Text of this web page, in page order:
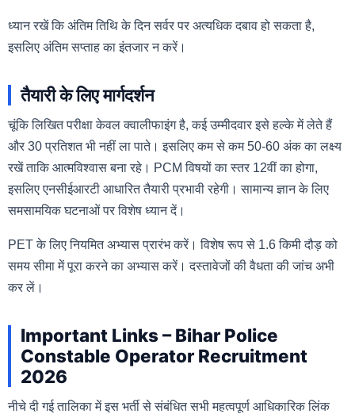
ध्यान रखें कि अंतिम तिथि के दिन सर्वर पर अत्यधिक दबाव हो सकता है,
इसलिए अंतिम सप्ताह का इंतजार न करें।
तैयारी के लिए मार्गदर्शन
चूंकि लिखित परीक्षा केवल क्वालीफाइंग है, कई उम्मीदवार इसे हल्के में लेते हैं
और 30 प्रतिशत भी नहीं ला पाते। इसलिए कम से कम 50-60 अंक का लक्ष्य
रखें ताकि आत्मविश्वास बना रहे। PCM विषयों का स्तर 12वीं का होगा,
इसलिए एनसीईआरटी आधारित तैयारी प्रभावी रहेगी। सामान्य ज्ञान के लिए
समसामयिक घटनाओं पर विशेष ध्यान दें।
PET के लिए नियमित अभ्यास प्रारंभ करें। विशेष रूप से 1.6 किमी दौड़ को
समय सीमा में पूरा करने का अभ्यास करें। दस्तावेजों की वैधता की जांच अभी
कर लें।
Important Links – Bihar Police
Constable Operator Recruitment
2026
नीचे दी गई तालिका में इस भर्ती से संबंधित सभी महत्वपूर्ण आधिकारिक लिंक